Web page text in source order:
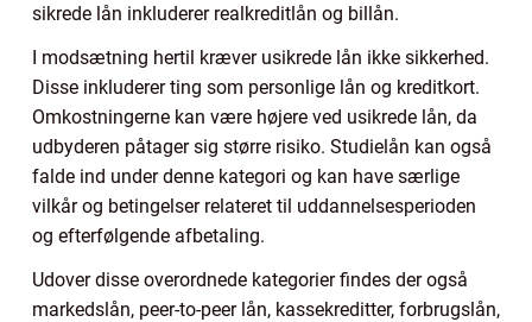
sikrede lån inkluderer realkreditlån og billån.
I modsætning hertil kræver usikrede lån ikke sikkerhed.
Disse inkluderer ting som personlige lån og kreditkort.
Omkostningerne kan være højere ved usikrede lån, da
udbyderen påtager sig større risiko. Studielån kan også
falde ind under denne kategori og kan have særlige
vilkår og betingelser relateret til uddannelsesperioden
og efterfølgende afbetaling.
Udover disse overordnede kategorier findes der også
markedslån, peer-to-peer lån, kassekreditter, forbrugslån,